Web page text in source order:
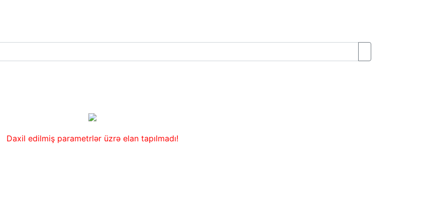
Daxil edilmiş parametrlər üzrə elan tapılmadı!